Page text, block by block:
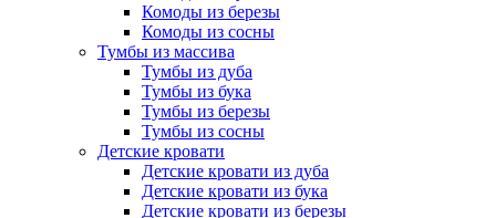
Комоды из березы
Комоды из сосны
Тумбы из массива
Тумбы из дуба
Тумбы из бука
Тумбы из березы
Тумбы из сосны
Детские кровати
Детские кровати из дуба
Детские кровати из бука
Детские кровати из березы